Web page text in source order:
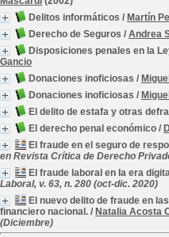
Delitos informáticos / Martín
Derecho de Seguros / Andrea
Disposiciones penales en la
Gancio
Donaciones inoficiosas /
Donaciones inoficiosas /
El delito de estafa y otras
El derecho penal económico /
El fraude en el seguro de
en Revista Crítica de Derecho
El fraude laboral en la era
Laboral, v. 63, n. 280 (oct-dic. 2020)
El nuevo delito de fraude en
financiero nacional. / Natalia Acosta
(Diciembre)